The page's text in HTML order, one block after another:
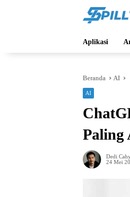
Aplikasi
Beranda AI
AI
Paling
Dedi
24 Mei